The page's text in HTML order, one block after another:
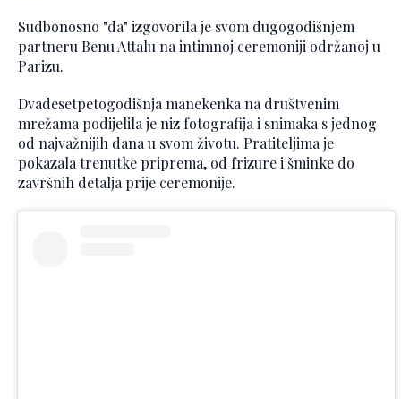
Sudbonosno "da" izgovorila je svom dugogodišnjem
partneru Benu Attalu na intimnoj ceremoniji održanoj u
Parizu.
Dvadesetpetogodišnja manekenka na društvenim
mrežama podijelila je niz fotografija i snimaka s jednog
od najvažnijih dana u svom životu. Pratiteljima je
pokazala trenutke priprema, od frizure i šminke do
završnih detalja prije ceremonije.